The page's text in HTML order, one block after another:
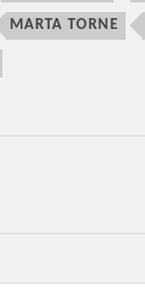
MARTA TORNE